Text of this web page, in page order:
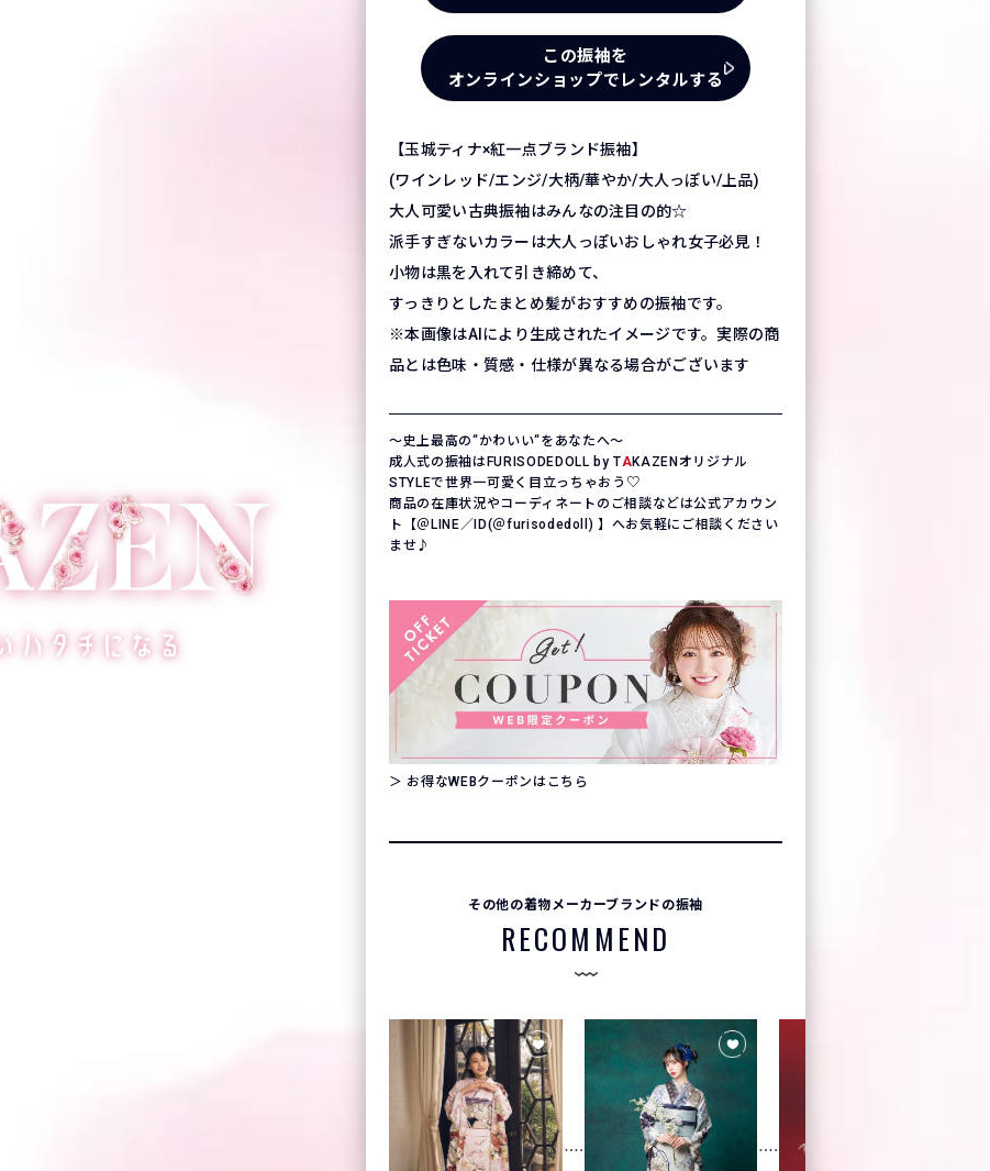
この振袖を
オンラインショップでレンタルする
【玉城ティナ×紅一点ブランド振袖】
(ワインレッド/エンジ/大柄/華やか/大人っぽい/上品)
大人可愛い古典振袖はみんなの注目の的☆
派手すぎないカラーは大人っぽいおしゃれ女子必見！
小物は黒を入れて引き締めて、
すっきりとしたまとめ髪がおすすめの振袖です。
※本画像はAIにより生成されたイメージです。実際の商
品とは色味・質感・仕様が異なる場合がございます
〜史上最高の“かわいい“をあなたへ〜
成人式の振袖はFURISODEDOLL by TAKAZENオリジナル
STYLEで世界一可愛く目立っちゃおう♡
商品の在庫状況やコーディネートのご相談などは公式アカウン
ト【＠LINE／ID(＠furisodedoll) 】へお気軽にご相談ください
ませ♪
＞ お得なWEBクーポンはこちら
その他の着物メーカーブランドの振袖
RECOMMEND